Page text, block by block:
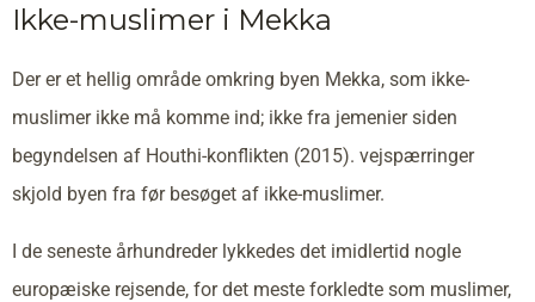
Ikke-muslimer i Mekka
Der er et hellig område omkring byen Mekka, som ikke-
muslimer ikke må komme ind; ikke fra jemenier siden
begyndelsen af Houthi-konflikten (2015). vejspærringer
skjold byen fra før besøget af ikke-muslimer.
I de seneste århundreder lykkedes det imidlertid nogle
europæiske rejsende, for det meste forkledte som muslimer,